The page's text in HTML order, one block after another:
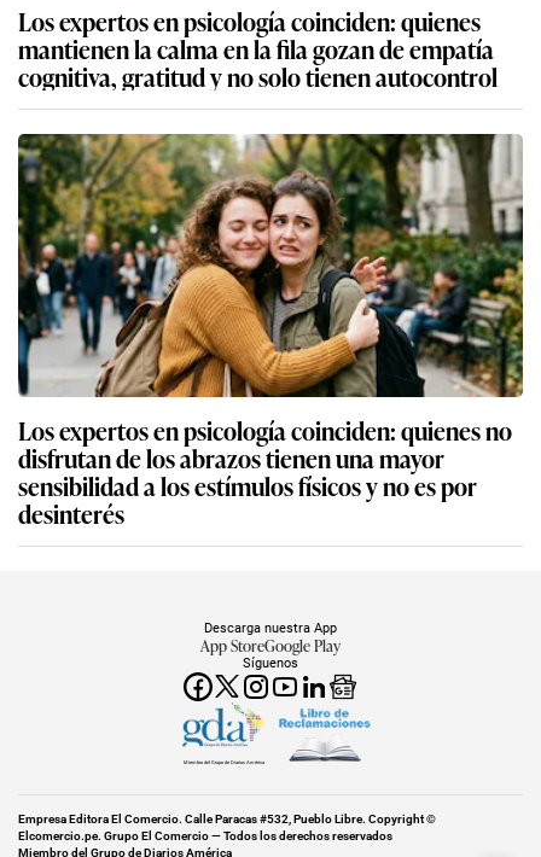
Los expertos en psicología coinciden: quienes
mantienen la calma en la fila gozan de empatía
cognitiva, gratitud y no solo tienen autocontrol
Los expertos en psicología coinciden: quienes no
disfrutan de los abrazos tienen una mayor
sensibilidad a los estímulos físicos y no es por
desinterés
Síguenos
Descarga nuestra App
App StoreGoogle Play
Miembro del Grupo de Diarios América
Empresa Editora El Comercio. Calle Paracas #532, Pueblo Libre. Copyright ©
Elcomercio.pe. Grupo El Comercio — Todos los derechos reservados
Miembro del Grupo de Diarios América